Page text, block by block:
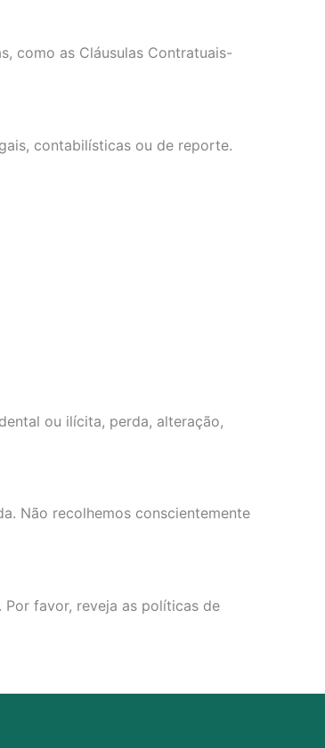
como as Cláusulas Contratuais-
contabilísticas ou de reporte.
ou ilícita, perda, alteração,
Não recolhemos conscientemente
favor, reveja as políticas de